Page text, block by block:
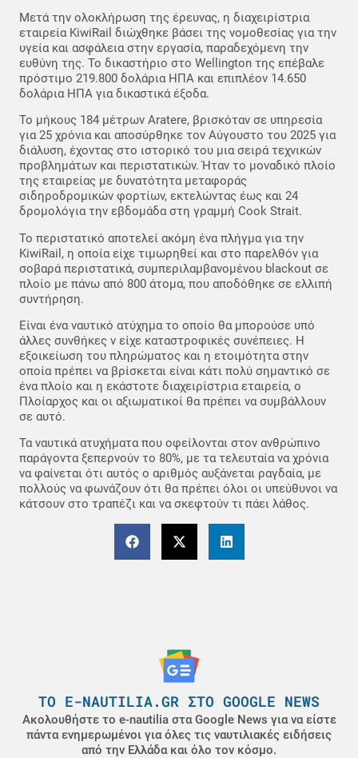
Μετά την ολοκλήρωση της έρευνας, η διαχειρίστρια
εταιρεία KiwiRail διώχθηκε βάσει της νομοθεσίας για την
υγεία και ασφάλεια στην εργασία, παραδεχόμενη την
ευθύνη της. Το δικαστήριο στο Wellington της επέβαλε
πρόστιμο 219.800 δολάρια ΗΠΑ και επιπλέον 14.650
δολάρια ΗΠΑ για δικαστικά έξοδα.
Το μήκους 184 μέτρων Aratere, βρισκόταν σε υπηρεσία
για 25 χρόνια και αποσύρθηκε τον Αύγουστο του 2025 για
διάλυση, έχοντας στο ιστορικό του μια σειρά τεχνικών
προβλημάτων και περιστατικών. Ήταν το μοναδικό πλοίο
της εταιρείας με δυνατότητα μεταφοράς
σιδηροδρομικών φορτίων, εκτελώντας έως και 24
δρομολόγια την εβδομάδα στη γραμμή Cook Strait.
Το περιστατικό αποτελεί ακόμη ένα πλήγμα για την
KiwiRail, η οποία είχε τιμωρηθεί και στο παρελθόν για
σοβαρά περιστατικά, συμπεριλαμβανομένου blackout σε
πλοίο με πάνω από 800 άτομα, που αποδόθηκε σε ελλιπή
συντήρηση.
Είναι ένα ναυτικό ατύχημα το οποίο θα μπορούσε υπό
άλλες συνθήκες ν είχε καταστροφικές συνέπειες. Η
εξοικείωση του πληρώματος και η ετοιμότητα στην
οποία πρέπει να βρίσκεται είναι κάτι πολύ σημαντικό σε
ένα πλοίο και η εκάστοτε διαχειρίστρια εταιρεία, ο
Πλοίαρχος και οι αξιωματικοί θα πρέπει να συμβάλλουν
σε αυτό.
Τα ναυτικά ατυχήματα που οφείλονται στον ανθρώπινο
παράγοντα ξεπερνούν το 80%, με τα τελευταία να χρόνια
να φαίνεται ότι αυτός ο αριθμός αυξάνεται ραγδαία, με
πολλούς να φωνάζουν ότι θα πρέπει όλοι οι υπεύθυνοι να
κάτσουν στο τραπέζι και να σκεφτούν τι πάει λάθος.
ΤΟ E-NAUTILIA.GR ΣΤΟ GOOGLE NEWS
Ακολουθήστε το e-nautilia στα Google News για να είστε
πάντα ενημερωμένοι για όλες τις ναυτιλιακές ειδήσεις
από την Ελλάδα και όλο τον κόσμο.